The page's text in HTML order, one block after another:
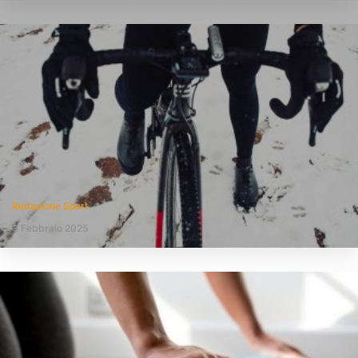
Redazione Sport
3 Febbraio 2025